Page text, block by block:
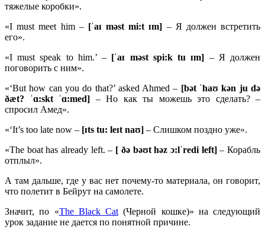
тяжелые коробки».
«I must meet him – [ˈaɪməstmi:t ɪm] – Я должен встретить
его».
«I must speak to him.’ – [ˈaɪ məst spi:k tu ɪm] – Я должен
поговорить с ним».
«‘But how can you do that?’ asked Ahmed – [bət ˈhaʊ kən ju də
ðæt?
ˈɑ:skt ˈɑ:med] – Но как ты можешь это сделать? –
спросил Амед».
«‘It’s too late now – [ɪts tu: leɪt naʊ] – Слишком поздно уже».
«The boat has already left. – [ ðə bəʊt həz ɔ:lˈredi left]– Корабль
отплыл».
А там дальше, где у вас нет почему-то материала, он говорит,
что полетит в Бейрут на самолете.
Значит, по «The Black Cat (Черной кошке)» на следующий
урок задание не дается по понятной причине.